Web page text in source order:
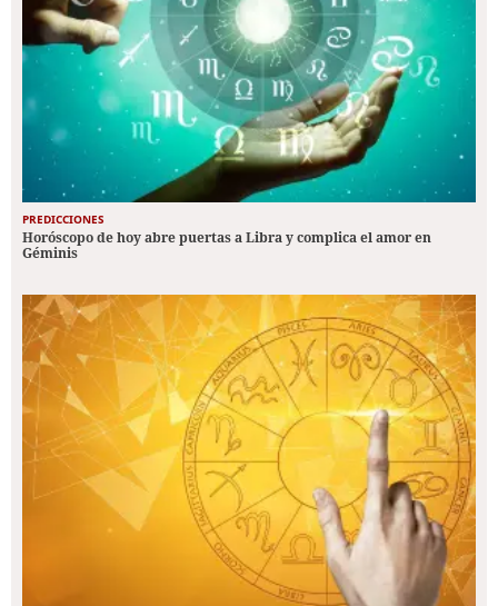
PREDICCIONES
Horóscopo de hoy abre puertas a Libra y complica el amor en
Géminis